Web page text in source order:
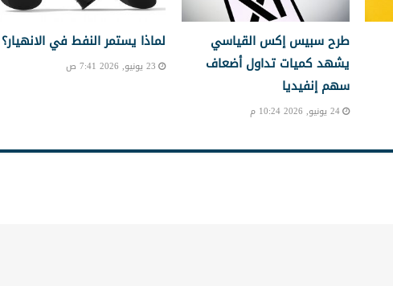
طرح سبيس إكس القياسي
يشهد كميات تداول أضعاف
سهم إنفيديا
24 يونيو, 2026 10:24 م
لماذا يستمر النفط في الانهيار؟
23 يونيو, 2026 7:41 ص